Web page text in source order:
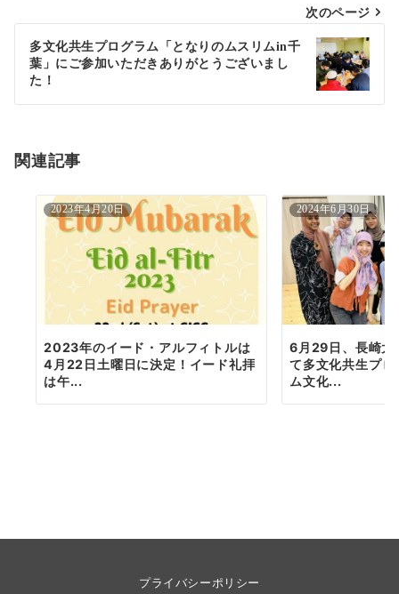
ゲ
ー
シ
ン
次のページ
多文化共生プログラム「となりのムスリムin千
葉」にご参加いただきありがとうございまし
た！
関連記事
2023年4月20日
2023年のイード・アルフィトルは
4月22日土曜日に決定！イード礼拝
は午...
2024年6月30日
6月29日、長崎大
て多文化共生プ
ム文化...
プライバシーポリシー